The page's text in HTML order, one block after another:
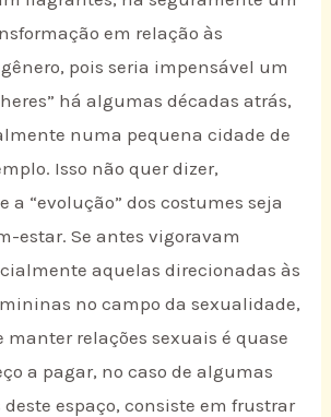
em relação às
pois seria impensável um
há algumas décadas atrás,
numa pequena cidade de
Isso não quer dizer,
a “evolução” dos costumes seja
estar. Se antes vigoravam
aquelas direcionadas às
no campo da sexualidade,
manter relações sexuais é quase
a pagar, no caso de algumas
espaço, consiste em frustrar